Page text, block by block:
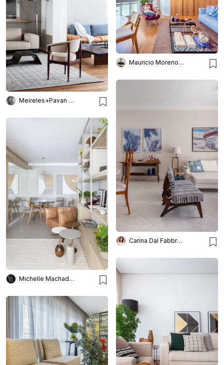
Meireles+Pavan Arquitetura
Mauricio Moreno Fotografia
Carina Dal Fabbro Arquitetura
Michelle Machado Arquitetura